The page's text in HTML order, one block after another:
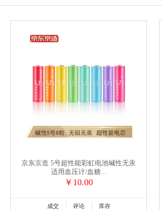
京东京造 5号超性能彩虹电池碱性无汞
适用血压计/血糖...
￥10.00
成交
评论
库存